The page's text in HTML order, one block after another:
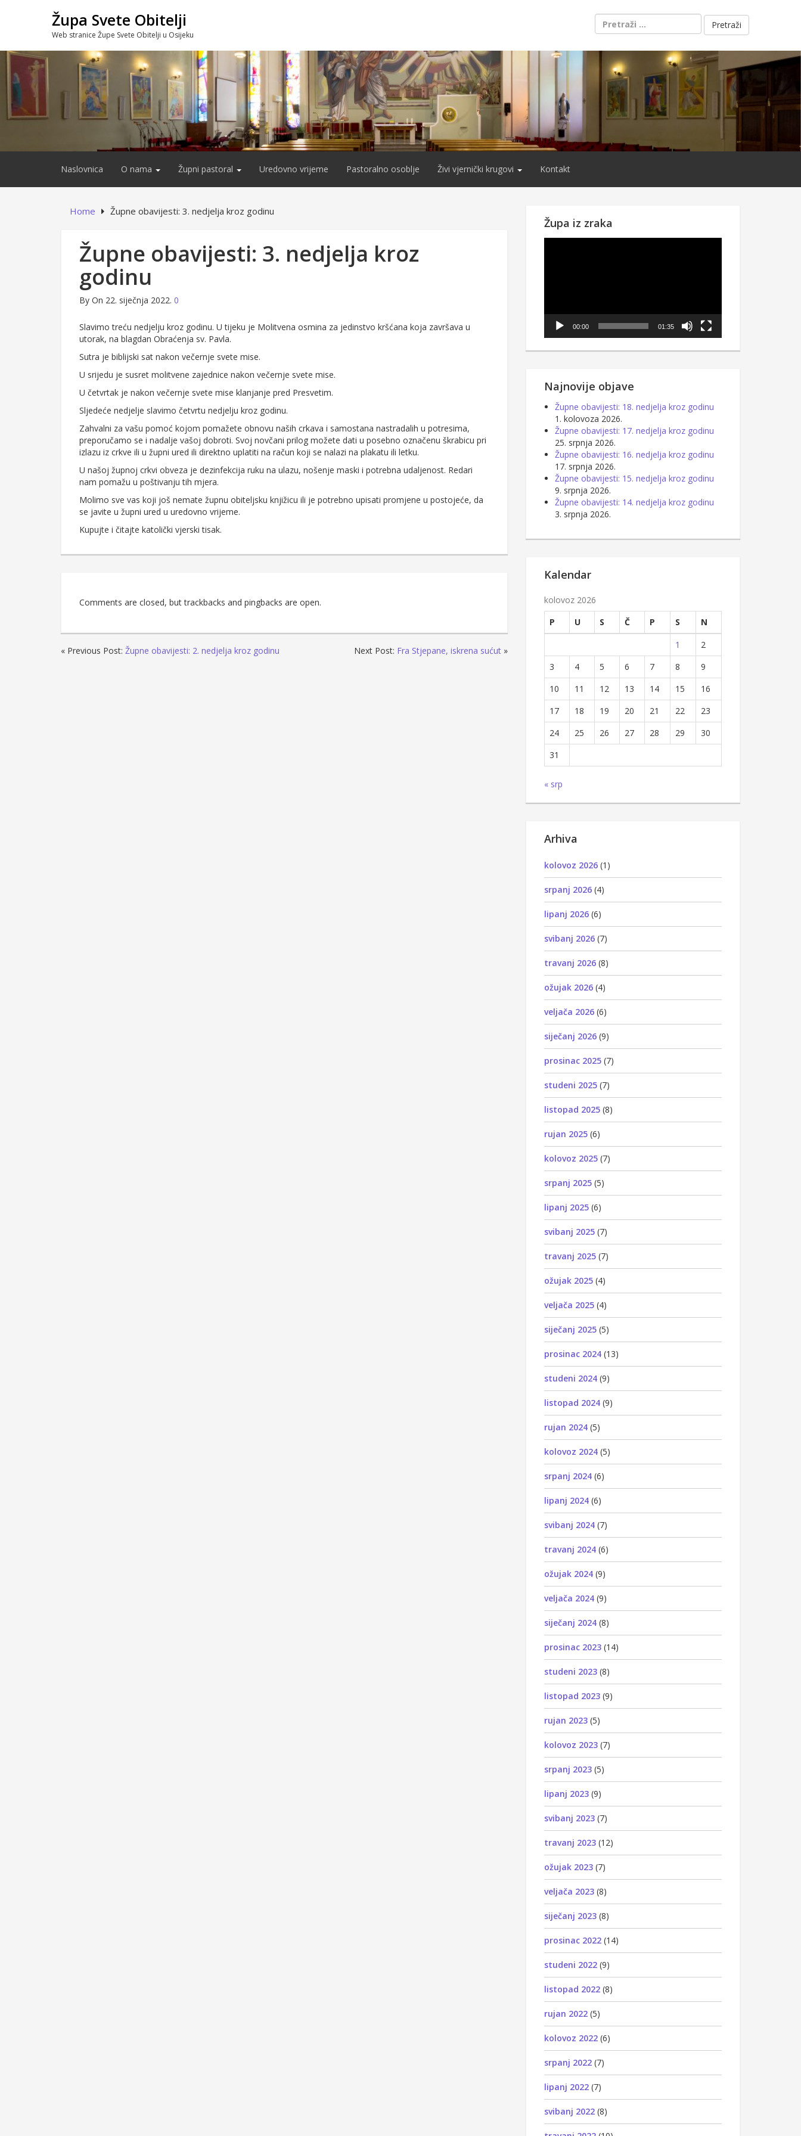
Župa Svete Obitelji
Web stranice Župe Svete Obitelji u Osijeku
Pretraži:
Naslovnica O nama Župni pastoral Uredovno vrijeme Pastoralno osoblje Živi vjernički krugovi Kontakt
Home Župne obavijesti: 3. nedjelja kroz godinu
Župne obavijesti: 3. nedjelja kroz
godinu
By On 22. siječnja 2022. 0
Slavimo treću nedjelju kroz godinu. U tijeku je Molitvena osmina za jedinstvo kršćana koja završava u
utorak, na blagdan Obraćenja sv. Pavla.
Sutra je biblijski sat nakon večernje svete mise.
U srijedu je susret molitvene zajednice nakon večernje svete mise.
U četvrtak je nakon večernje svete mise klanjanje pred Presvetim.
Sljedeće nedjelje slavimo četvrtu nedjelju kroz godinu.
Zahvalni za vašu pomoć kojom pomažete obnovu naših crkava i samostana nastradalih u potresima,
preporučamo se i nadalje vašoj dobroti. Svoj novčani prilog možete dati u posebno označenu škrabicu pri
izlazu iz crkve ili u župni ured ili direktno uplatiti na račun koji se nalazi na plakatu ili letku.
U našoj župnoj crkvi obveza je dezinfekcija ruku na ulazu, nošenje maski i potrebna udaljenost. Redari
nam pomažu u poštivanju tih mjera.
Molimo sve vas koji još nemate župnu obiteljsku knjižicu ili je potrebno upisati promjene u postojeće, da
se javite u župni ured u uredovno vrijeme.
Kupujte i čitajte katolički vjerski tisak.
Comments are closed, but trackbacks and pingbacks are open.
« Previous Post: Župne obavijesti: 2. nedjelja kroz godinu Next Post: Fra Stjepane, iskrena sućut »
Župa iz zraka
00:00 01:35
Najnovije objave
Župne obavijesti: 18. nedjelja kroz godinu
1. kolovoza 2026.
Župne obavijesti: 17. nedjelja kroz godinu
25. srpnja 2026.
Župne obavijesti: 16. nedjelja kroz godinu
17. srpnja 2026.
Župne obavijesti: 15. nedjelja kroz godinu
9. srpnja 2026.
Župne obavijesti: 14. nedjelja kroz godinu
3. srpnja 2026.
Kalendar
kolovoz 2026
P
U S Č P S
N
1
2
3
4 5 6 7 8
9
10
11 12 13 14 15
16
17
18 19 20 21 22
23
24
25 26 27 28 29
30
31
« srp
Arhiva
kolovoz 2026 (1)
srpanj 2026 (4)
lipanj 2026 (6)
svibanj 2026 (7)
travanj 2026 (8)
ožujak 2026 (4)
veljača 2026 (6)
siječanj 2026 (9)
prosinac 2025 (7)
studeni 2025 (7)
listopad 2025 (8)
rujan 2025 (6)
kolovoz 2025 (7)
srpanj 2025 (5)
lipanj 2025 (6)
svibanj 2025 (7)
travanj 2025 (7)
ožujak 2025 (4)
veljača 2025 (4)
siječanj 2025 (5)
prosinac 2024 (13)
studeni 2024 (9)
listopad 2024 (9)
rujan 2024 (5)
kolovoz 2024 (5)
srpanj 2024 (6)
lipanj 2024 (6)
svibanj 2024 (7)
travanj 2024 (6)
ožujak 2024 (9)
veljača 2024 (9)
siječanj 2024 (8)
prosinac 2023 (14)
studeni 2023 (8)
listopad 2023 (9)
rujan 2023 (5)
kolovoz 2023 (7)
srpanj 2023 (5)
lipanj 2023 (9)
svibanj 2023 (7)
travanj 2023 (12)
ožujak 2023 (7)
veljača 2023 (8)
siječanj 2023 (8)
prosinac 2022 (14)
studeni 2022 (9)
listopad 2022 (8)
rujan 2022 (5)
kolovoz 2022 (6)
srpanj 2022 (7)
lipanj 2022 (7)
svibanj 2022 (8)